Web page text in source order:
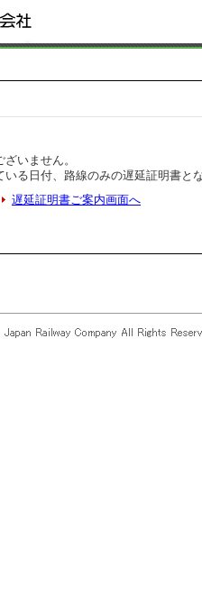
いません。
いる日付、路線のみの遅延証明書と
遅延証明書ご案内画面へ